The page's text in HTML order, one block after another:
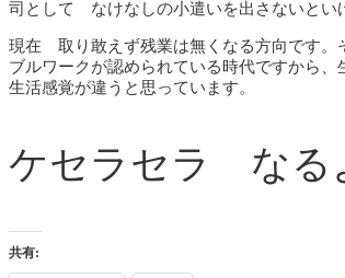
司として なけなしの小遣いを出さないとい
現在 取り敢えず残業は無くなる方向です。
ブルワークが認められている時代ですから
生活感覚が違うと思っています。
ケセラセラ なる
共有: